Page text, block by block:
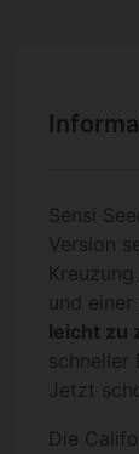
Sensi
Version
und
leicht zu
schneller
Jetzt
Die